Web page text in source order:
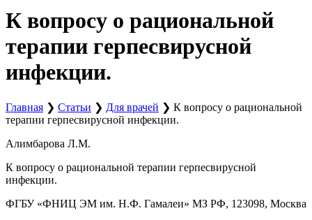
К вопросу о рациональной
терапии герпесвирусной
инфекции.
Главная ❯ Статьи ❯ Для врачей ❯ К вопросу о рациональной
терапии герпесвирусной инфекции.
Алимбарова Л.М.
К вопросу о рациональной терапии герпесвирусной
инфекции.
ФГБУ «ФНИЦ ЭМ им. Н.Ф. Гамалеи» МЗ РФ, 123098, Москва